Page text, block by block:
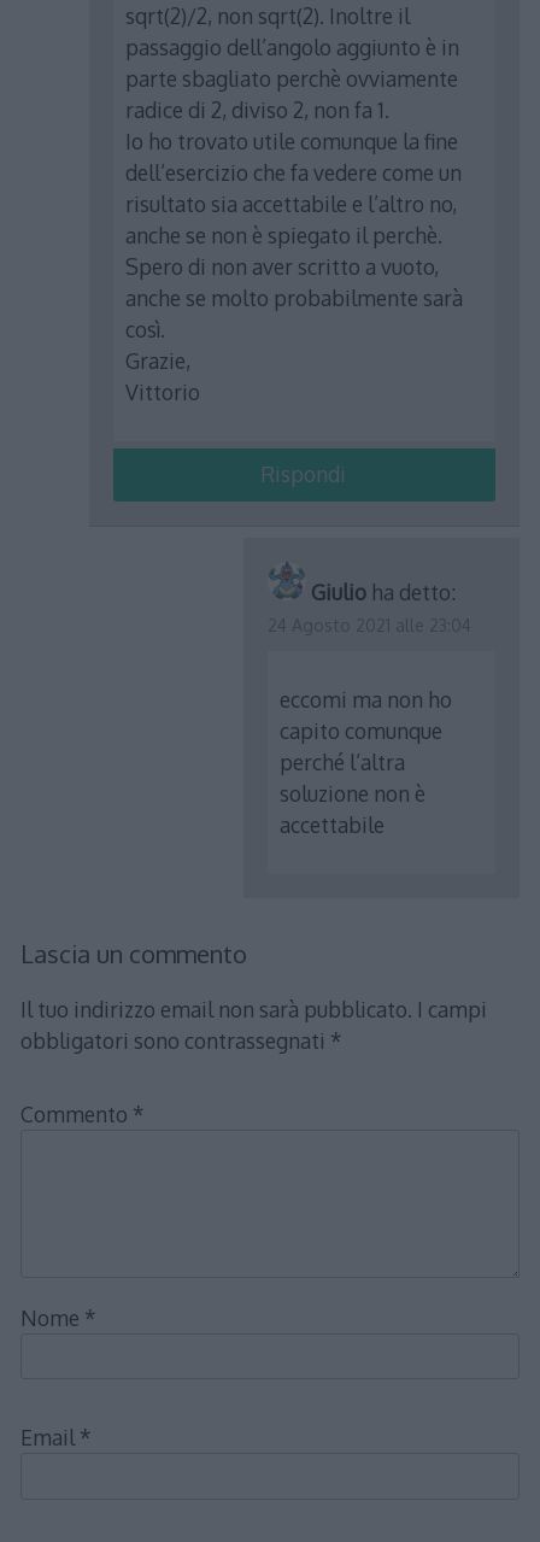
sqrt(2)/2, non sqrt(2). Inoltre il
passaggio dell’angolo aggiunto è in
parte sbagliato perchè ovviamente
radice di 2, diviso 2, non fa 1.
Io ho trovato utile comunque la fine
dell’esercizio che fa vedere come un
risultato sia accettabile e l’altro no,
anche se non è spiegato il perchè.
Spero di non aver scritto a vuoto,
anche se molto probabilmente sarà
così.
Grazie,
Vittorio
Rispondi
Giulio ha detto:
eccomi ma non ho
capito comunque
perché l’altra
soluzione non è
accettabile
Lascia un commento
Il tuo indirizzo email non sarà pubblicato. I campi
obbligatori sono contrassegnati *
Commento *
Nome *
Email *